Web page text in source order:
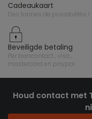
cadeaukaart
des tonnes de possibilités !
beveiligde betaling
per bancontact , visa ,
mastercard en paypal
Houd contact met